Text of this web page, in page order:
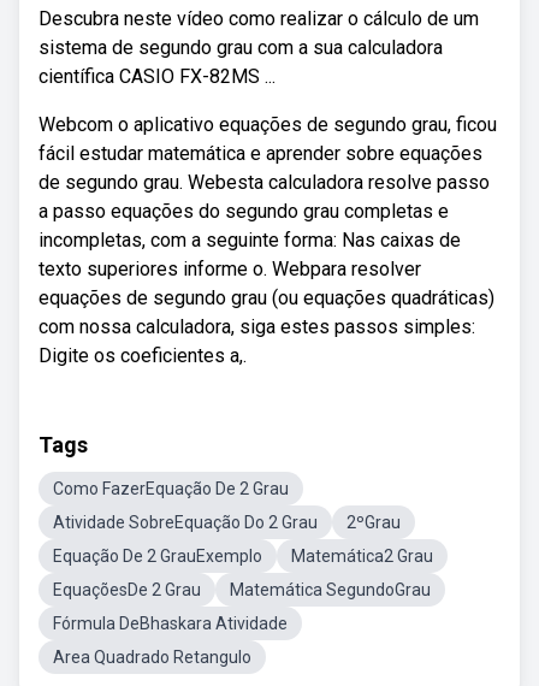
Descubra neste vídeo como realizar o cálculo de um
sistema de segundo grau com a sua calculadora
científica CASIO FX-82MS ...
Webcom o aplicativo equações de segundo grau, ficou
fácil estudar matemática e aprender sobre equações
de segundo grau. Webesta calculadora resolve passo
a passo equações do segundo grau completas e
incompletas, com a seguinte forma: Nas caixas de
texto superiores informe o. Webpara resolver
equações de segundo grau (ou equações quadráticas)
com nossa calculadora, siga estes passos simples:
Digite os coeficientes a,.
Tags
Como FazerEquação De 2 Grau
Atividade SobreEquação Do 2 Grau
2ºGrau
Equação De 2 GrauExemplo
Matemática2 Grau
EquaçõesDe 2 Grau
Matemática SegundoGrau
Fórmula DeBhaskara Atividade
Area Quadrado Retangulo